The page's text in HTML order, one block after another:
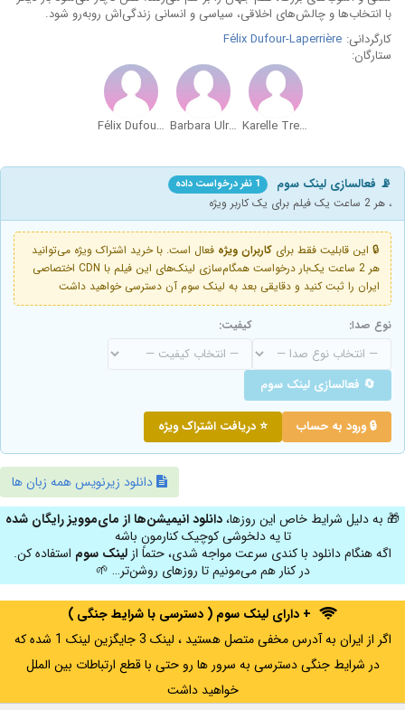
با انتخاب‌ها و چالش‌های اخلاقی، سیاسی و انسانی زندگی‌اش روبه‌رو شود.
کارگردانی: Félix Dufour-Laperrière
ستارگان:
Karelle Tremblay
Barbara Ulrich
Félix Dufour-Laperrière
📡 فعالسازی لینک سوم 1 نفر درخواست داده
، هر 2 ساعت یک فیلم برای یک کاربر ویژه
🔒 این قابلیت فقط برای کاربران ویژه فعال است. با خرید اشتراک ویژه می‌توانید
هر 2 ساعت یک‌بار درخواست همگام‌سازی لینک‌های این فیلم با CDN اختصاصی
ایران را ثبت کنید و دقایقی بعد به لینک سوم آن دسترسی خواهید داشت
نوع صدا: کیفیت:
🔄 فعالسازی لینک سوم
🔒 ورود به حساب ⭐ دریافت اشتراک ویژه
دانلود زیرنویس همه زبان ها
🎁 به دلیل شرایط خاص این روزها،دانلود انیمیشن‌ها از مای‌موویز رایگان شده
تا یه دلخوشی کوچیک کنارمون باشه
اگه هنگام دانلود با کندی سرعت مواجه شدی، حتماً از لینک سوم استفاده کن.
در کنار هم می‌مونیم تا روزهای روشن‌تر… 🌱
+ دارای لینک سوم ( دسترسی با شرایط جنگی )
اگر از ایران به آدرس مخفی متصل هستید ، لینک 3 جایگزین لینک 1 شده که
در شرایط جنگی دسترسی به سرور ها رو حتی با قطع ارتباطات بین الملل
خواهید داشت